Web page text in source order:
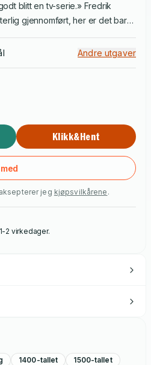
blitt en tv-serie.» Fredrik
gjennomført, her er det bare
å tro at det er sant. Wow!»
Andre utgaver
Klikk&Hent
jeg kjøpsvilkårene .
2 virkedager.
1400-tallet
1500-tallet